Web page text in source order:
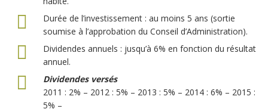
Durée de l’investissement : au moins 5 ans (sortie
soumise à l’approbation du Conseil d’Administration).
Dividendes annuels : jusqu’à 6% en fonction du résultat
annuel.
Dividendes versés
2011 : 2% – 2012 : 5% – 2013 : 5% – 2014 : 6% – 2015 :
5% –